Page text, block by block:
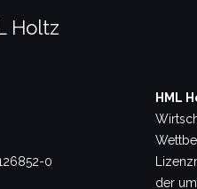
Holtz
0
HML
der